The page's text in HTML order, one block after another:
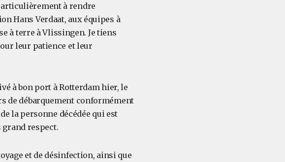
à rendre
Hans Verdaat, aux équipes à
à terre à Vlissingen. Je tiens
leur patience et leur
à bon port à Rotterdam hier, le
de débarquement conformément
la personne décédée qui est
grand respect.
et de désinfection, ainsi que